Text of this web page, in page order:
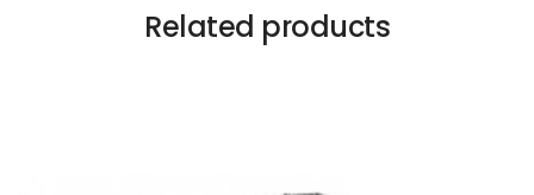
Related products